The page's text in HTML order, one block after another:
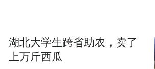
湖北大学生跨省助农，卖了
上万斤西瓜